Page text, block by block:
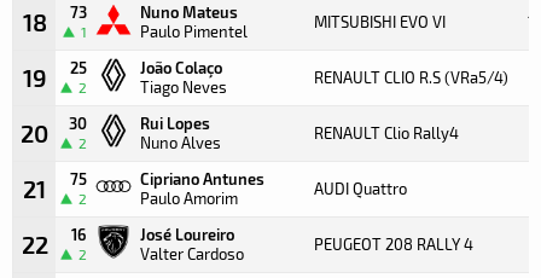
18 73
1
Nuno Mateus
Paulo Pimentel MITSUBISHI EVO VI
19 25
2
João Colaço
Tiago Neves RENAULT CLIO R.S (VRa5/4)
20 30
2
Rui Lopes
Nuno Alves RENAULT Clio Rally4
21 75
2
Cipriano Antunes
Paulo Amorim AUDI Quattro
22 16
2
José Loureiro
Valter Cardoso PEUGEOT 208 RALLY 4